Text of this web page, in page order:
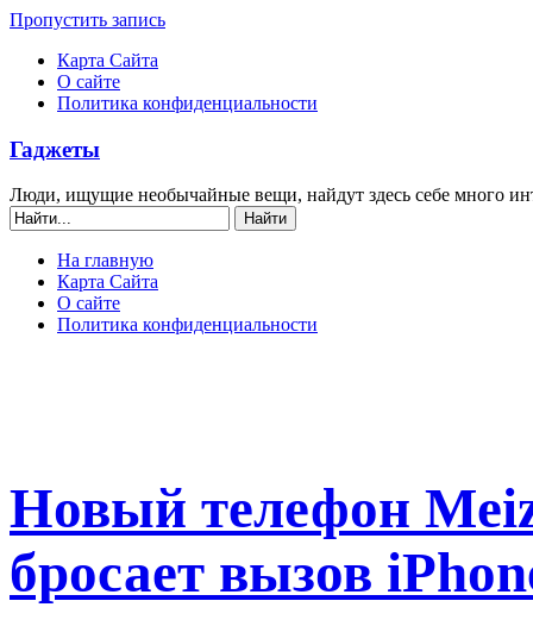
Пропустить запись
Карта Сайта
О сайте
Политика конфиденциальности
Гаджеты
Люди, ищущие необычайные вещи, найдут здесь себе много
На главную
Карта Сайта
О сайте
Политика конфиденциальности
Новый телефон
бросает вызов